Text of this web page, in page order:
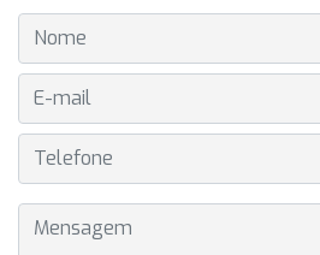
NOME
E-MAIL
TELEFONE
MENSAGEM